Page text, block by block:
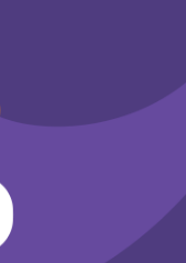
é preciso que a
voltar-se a
plurais, com
difícil, com
demarcação
luta,
quer dizer “casa
Por
para lá que vai